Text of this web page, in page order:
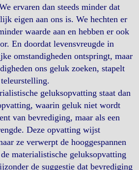
ervaren dan steeds minder dat
eigen aan ons is. We hechten er
waarde aan en hebben er ook
En doordat levensvreugde in
omstandigheden ontspringt, maar
ons geluk zoeken, stapelt
geluksopvatting staat dan
waarin geluk niet wordt
van bevrediging, maar als een
Deze opvatting wijst
ze verwerpt de hooggespannen
materialistische geluksopvatting
de suggestie dat bevrediging